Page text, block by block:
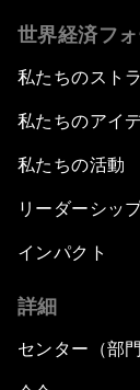
世界経済フ
私たちのスト
私たちのアイ
私たちの活動
リーダーシッ
インパクト
詳細
センター（部門